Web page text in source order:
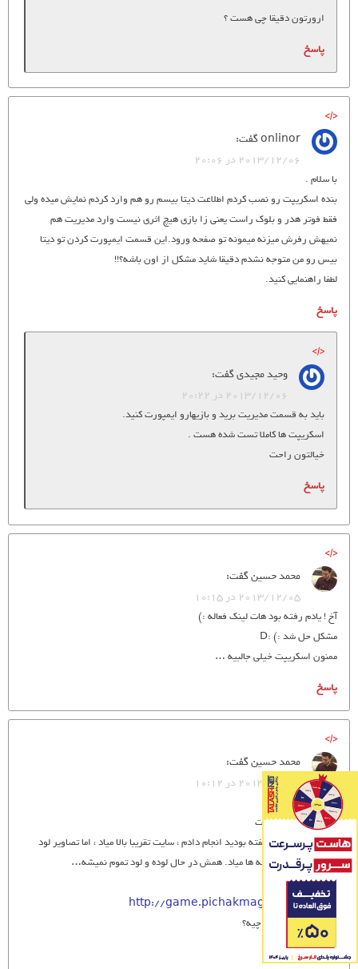
ارورتون دقیقا چی هست ؟
پاسخ
onlinorگفت:
2013/12/06 در 20:06
با سلام .
بنده اسکریپت رو نصب کردم اطلاعت دیتا بیسم رو هم وارد کردم نمایش میده ولی
فقط فوتر هدر و بلوک راست یعنی زا بازی هیچ اثری نیست وارد مدیریت هم
نمیهش رفرش میزنه میمونه تو صفحه ورود.این قسمت ایمپورت کردن تو دیتا
بیس رو من متوجه نشدم دقیقا شاید مشکل از اون باشه؟!!
لطفا راهنمایی کنید.
پاسخ
وحید مجیدیگفت:
2013/12/06 در 20:22
باید به قسمت مدیریت برید و بازیهارو ایمپورت کنید.
اسکریپت ها کاملا تست شده هست .
خیالتون راحت
پاسخ
محمد حسینگفت:
2013/12/05 در 10:15
آخ ! یادم رفته بود هات لینک فعاله :)
مشکل حل شد :) :D
ممنون اسکریپت خیلی جالبیه …
پاسخ
محمد حسینگفت:
2013/12/05 در 10:12
سلام…
ممنون بابت اسکریپت
من کار هایی رو که گفته بودید انجام دادم ، سایت تقریبا بالا میاد ، اما تصاویر لود
نمیشه ، و فقط نوشته ها میاد. همش در حال لوده و لود تموم نمیشه…
ببینید اینجا رو:
http://game.pichakmag.ir/index.php
چیکار کنم؟مشکلش چیه؟
ممنون